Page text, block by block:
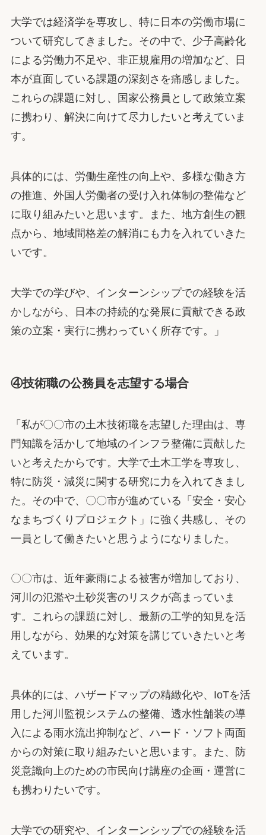
大学では経済学を専攻し、特に日本の労働市場に
ついて研究してきました。その中で、少子高齢化
による労働力不足や、非正規雇用の増加など、日
本が直面している課題の深刻さを痛感しました。
これらの課題に対し、国家公務員として政策立案
に携わり、解決に向けて尽力したいと考えていま
す。
具体的には、労働生産性の向上や、多様な働き方
の推進、外国人労働者の受け入れ体制の整備など
に取り組みたいと思います。また、地方創生の観
点から、地域間格差の解消にも力を入れていきた
いです。
大学での学びや、インターンシップでの経験を活
かしながら、日本の持続的な発展に貢献できる政
策の立案・実行に携わっていく所存です。」
④技術職の公務員を志望する場合
「私が〇〇市の土木技術職を志望した理由は、専
門知識を活かして地域のインフラ整備に貢献した
いと考えたからです。大学で土木工学を専攻し、
特に防災・減災に関する研究に力を入れてきまし
た。その中で、〇〇市が進めている「安全・安心
なまちづくりプロジェクト」に強く共感し、その
一員として働きたいと思うようになりました。
〇〇市は、近年豪雨による被害が増加しており、
河川の氾濫や土砂災害のリスクが高まっていま
す。これらの課題に対し、最新の工学的知見を活
用しながら、効果的な対策を講じていきたいと考
えています。
具体的には、ハザードマップの精緻化や、IoTを活
用した河川監視システムの整備、透水性舗装の導
入による雨水流出抑制など、ハード・ソフト両面
からの対策に取り組みたいと思います。また、防
災意識向上のための市民向け講座の企画・運営に
も携わりたいです。
大学での研究や、インターンシップでの経験を活